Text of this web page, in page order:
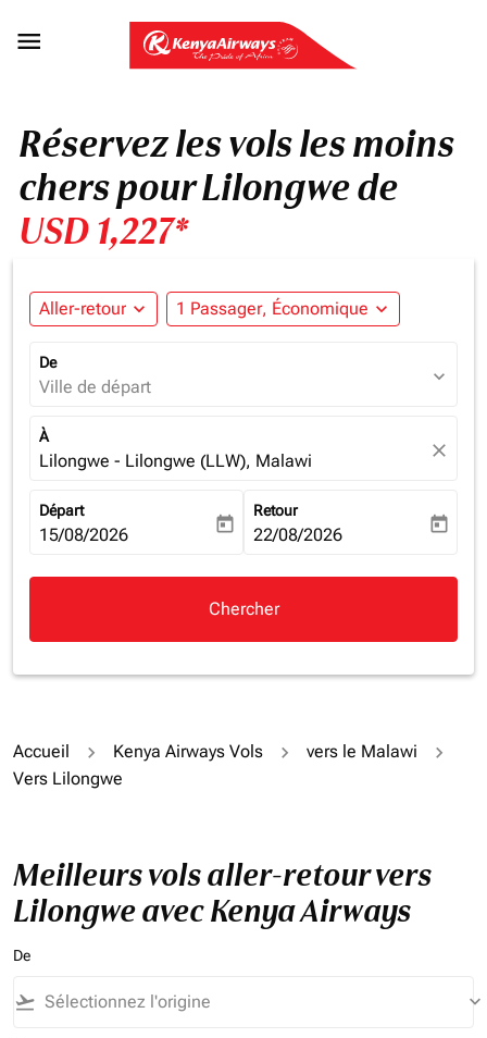

Réservez les vols les moins
chers pour Lilongwe de
USD 1,227*
Aller-retour expand_more 1 Passager, Économique expand_more
De
Ville de départ expand_more
À
Lilongwe - Lilongwe (LLW), Malawi close
Départ
fc-booking-departure-date-aria-label
15/08/2026 today
Retour
fc-booking-return-date-aria-
22/08/2026 today
Chercher
Accueil Kenya Airways Vols
vers le Malawi
Vers Lilongwe
Meilleurs vols aller-retour vers
Lilongwe avec Kenya Airways
De
flight_takeoff keyboard_arrow_down